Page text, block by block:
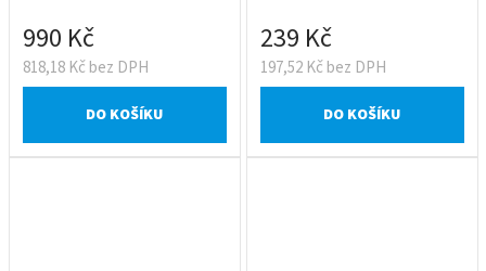
818,18 Kč bez DPH
990 Kč
DO KOŠÍKU
197,52 Kč bez DPH
239 Kč
DO KOŠÍKU